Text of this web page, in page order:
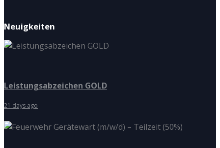
Neuigkeiten
Leistungsabzeichen GOLD
21 days ago